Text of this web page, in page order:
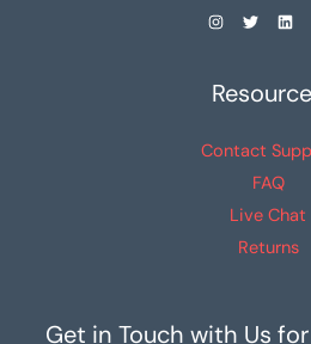
Contact
FAQ
Live Chat
Returns
Get in Touch with Us